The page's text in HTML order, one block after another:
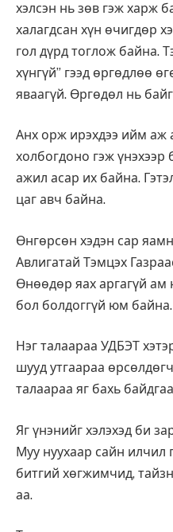
хэлсэн нь зөв гэж харж
халагдсан хүн өчигдөр
гол дүрд тоглож байна.
хүнгүй” гээд өргөдлөө
яваагүй. Өргөдөл нь
Анх орж ирэхдээ ийм аж
холбогдоно гэж үнэхээр
ажил асар их байна.
цаг авч байна.
Өнгөрсөн хэдэн сар
Авлигатай Тэмцэх
Өнөөдөр яах аргагүй ам
бол болдоггүй юм байна.
Нэг талаараа УДБЭТ
шууд утгаараа
талаараа яг бахь
Яг үнэнийг хэлэхэд би
Муу нуухаар сайн илчил
битгий хөгжимчид,
аа.